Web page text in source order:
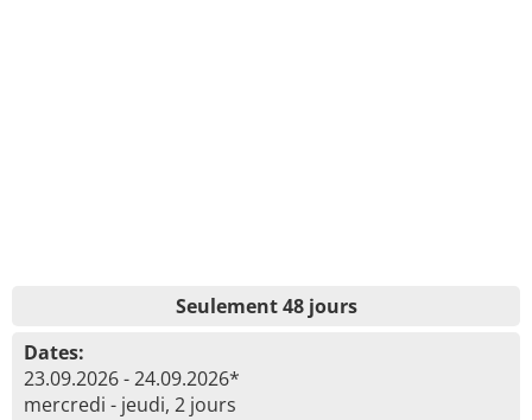
Seulement 48 jours
Dates:
23.09.2026 - 24.09.2026*
mercredi - jeudi, 2 jours